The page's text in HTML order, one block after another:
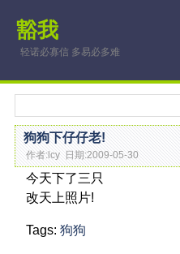
豁我
轻诺必寡信 多易必多难
狗狗下仔仔老!
作者:lcy 日期:2009-05-30
今天下了三只
改天上照片!
Tags:狗狗